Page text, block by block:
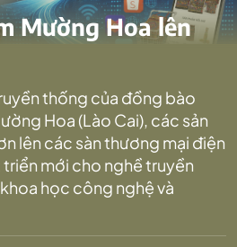
Mường Hoa lên
thống của đồng bào
Hoa (Lào Cai), các sản
lên các sàn thương mại điện
mới cho nghề truyền
học công nghệ và